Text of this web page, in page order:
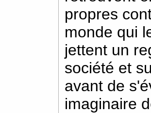
propres
monde qui
jettent un
société et
avant de
imaginaire